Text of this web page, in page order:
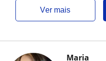
ver mais
Maria